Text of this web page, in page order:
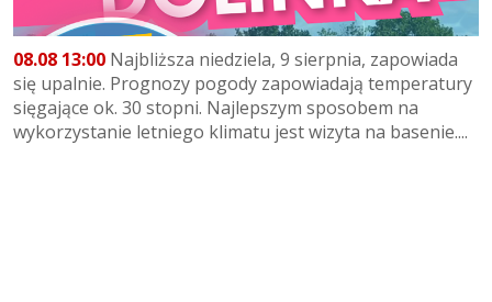
08.08 13:00 Najbliższa niedziela, 9 sierpnia, zapowiada
się upalnie. Prognozy pogody zapowiadają temperatury
sięgające ok. 30 stopni. Najlepszym sposobem na
wykorzystanie letniego klimatu jest wizyta na basenie....